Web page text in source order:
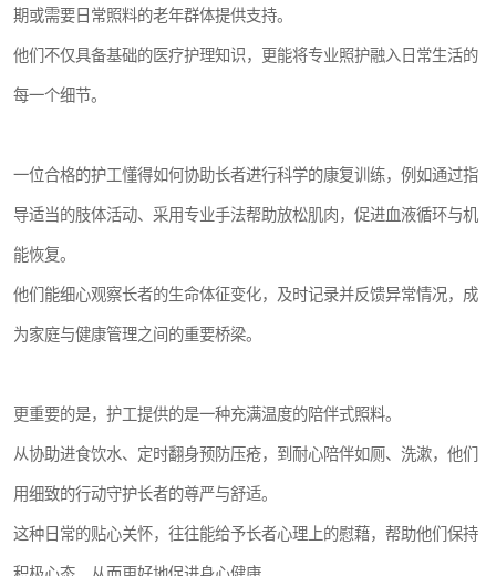
期或需要日常照料的老年群体提供支持。
他们不仅具备基础的医疗护理知识，更能将专业照护融入日常生活的
每一个细节。
一位合格的护工懂得如何协助长者进行科学的康复训练，例如通过指
导适当的肢体活动、采用专业手法帮助放松肌肉，促进血液循环与机
能恢复。
他们能细心观察长者的生命体征变化，及时记录并反馈异常情况，成
为家庭与健康管理之间的重要桥梁。
更重要的是，护工提供的是一种充满温度的陪伴式照料。
从协助进食饮水、定时翻身预防压疮，到耐心陪伴如厕、洗漱，他们
用细致的行动守护长者的尊严与舒适。
这种日常的贴心关怀，往往能给予长者心理上的慰藉，帮助他们保持